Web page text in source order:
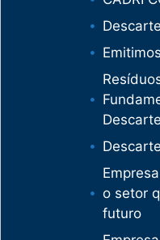
o setor
futuro